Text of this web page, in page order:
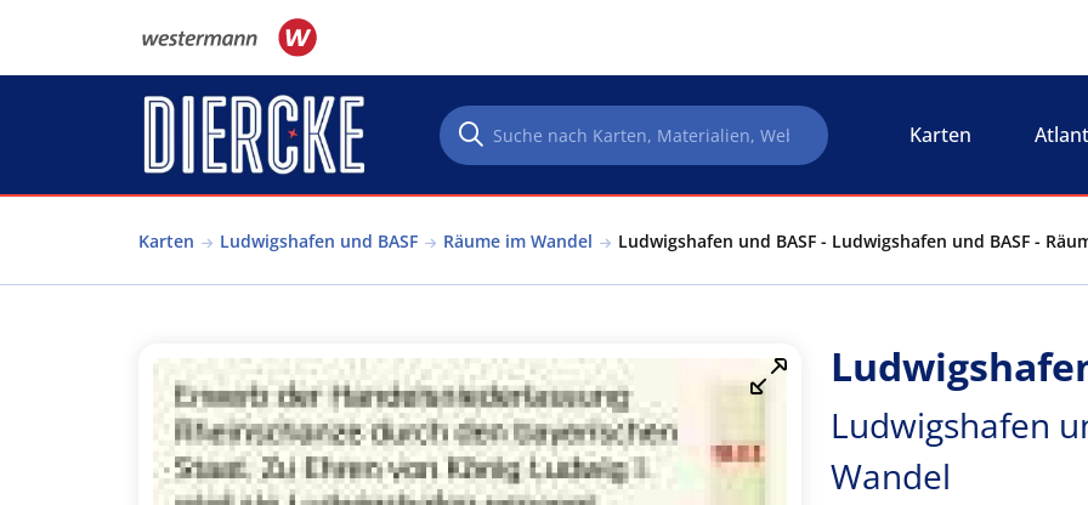
Karten
Karten Ludwigshafen und BASF Räume im Wandel Ludwigshafen und BASF - Ludwigshafen und BASF -
Ludwigshafen
Wandel